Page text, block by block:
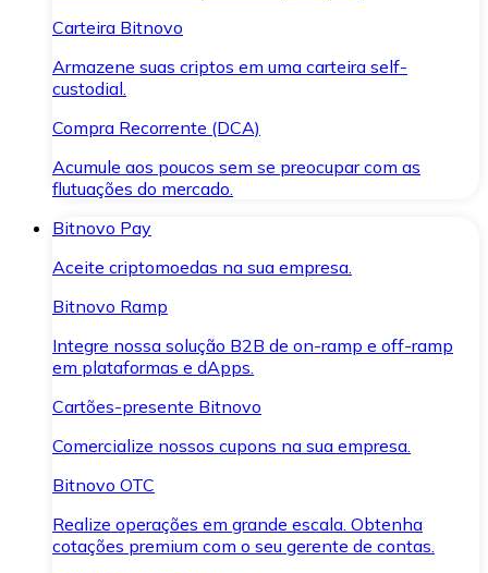
Carteira Bitnovo
Armazene suas criptos em uma carteira self-
custodial.
Compra Recorrente (DCA)
Acumule aos poucos sem se preocupar com as
flutuações do mercado.
Bitnovo Pay
Aceite criptomoedas na sua empresa.
Bitnovo Ramp
Integre nossa solução B2B de on-ramp e off-ramp
em plataformas e dApps.
Cartões-presente Bitnovo
Comercialize nossos cupons na sua empresa.
Bitnovo OTC
Realize operações em grande escala. Obtenha
cotações premium com o seu gerente de contas.